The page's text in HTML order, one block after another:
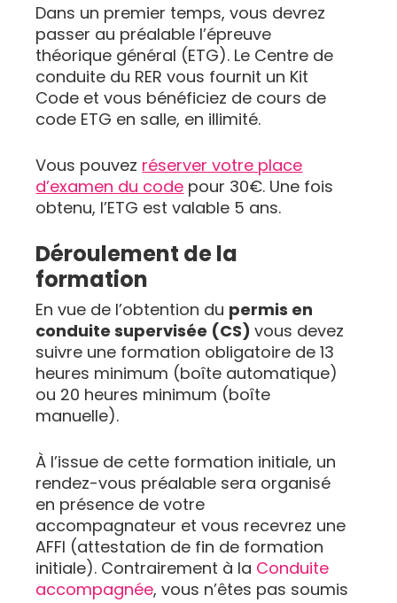
Dans un premier temps, vous devrez
passer au préalable l’épreuve
théorique général (ETG). Le Centre de
conduite du RER vous fournit un Kit
Code et vous bénéficiez de cours de
code ETG en salle, en illimité.
Vous pouvez réserver votre place
d’examen du code pour 30€. Une fois
obtenu, l’ETG est valable 5 ans.
Déroulement de la
formation
En vue de l’obtention du permis en
conduite supervisée (CS)vous devez
suivre une formation obligatoire de 13
heures minimum (boîte automatique)
ou 20 heures minimum (boîte
manuelle).
À l’issue de cette formation initiale, un
rendez-vous préalable sera organisé
en présence de votre
accompagnateur et vous recevrez une
AFFI (attestation de fin de formation
initiale). Contrairement à la Conduite
accompagnée, vous n’êtes pas soumis